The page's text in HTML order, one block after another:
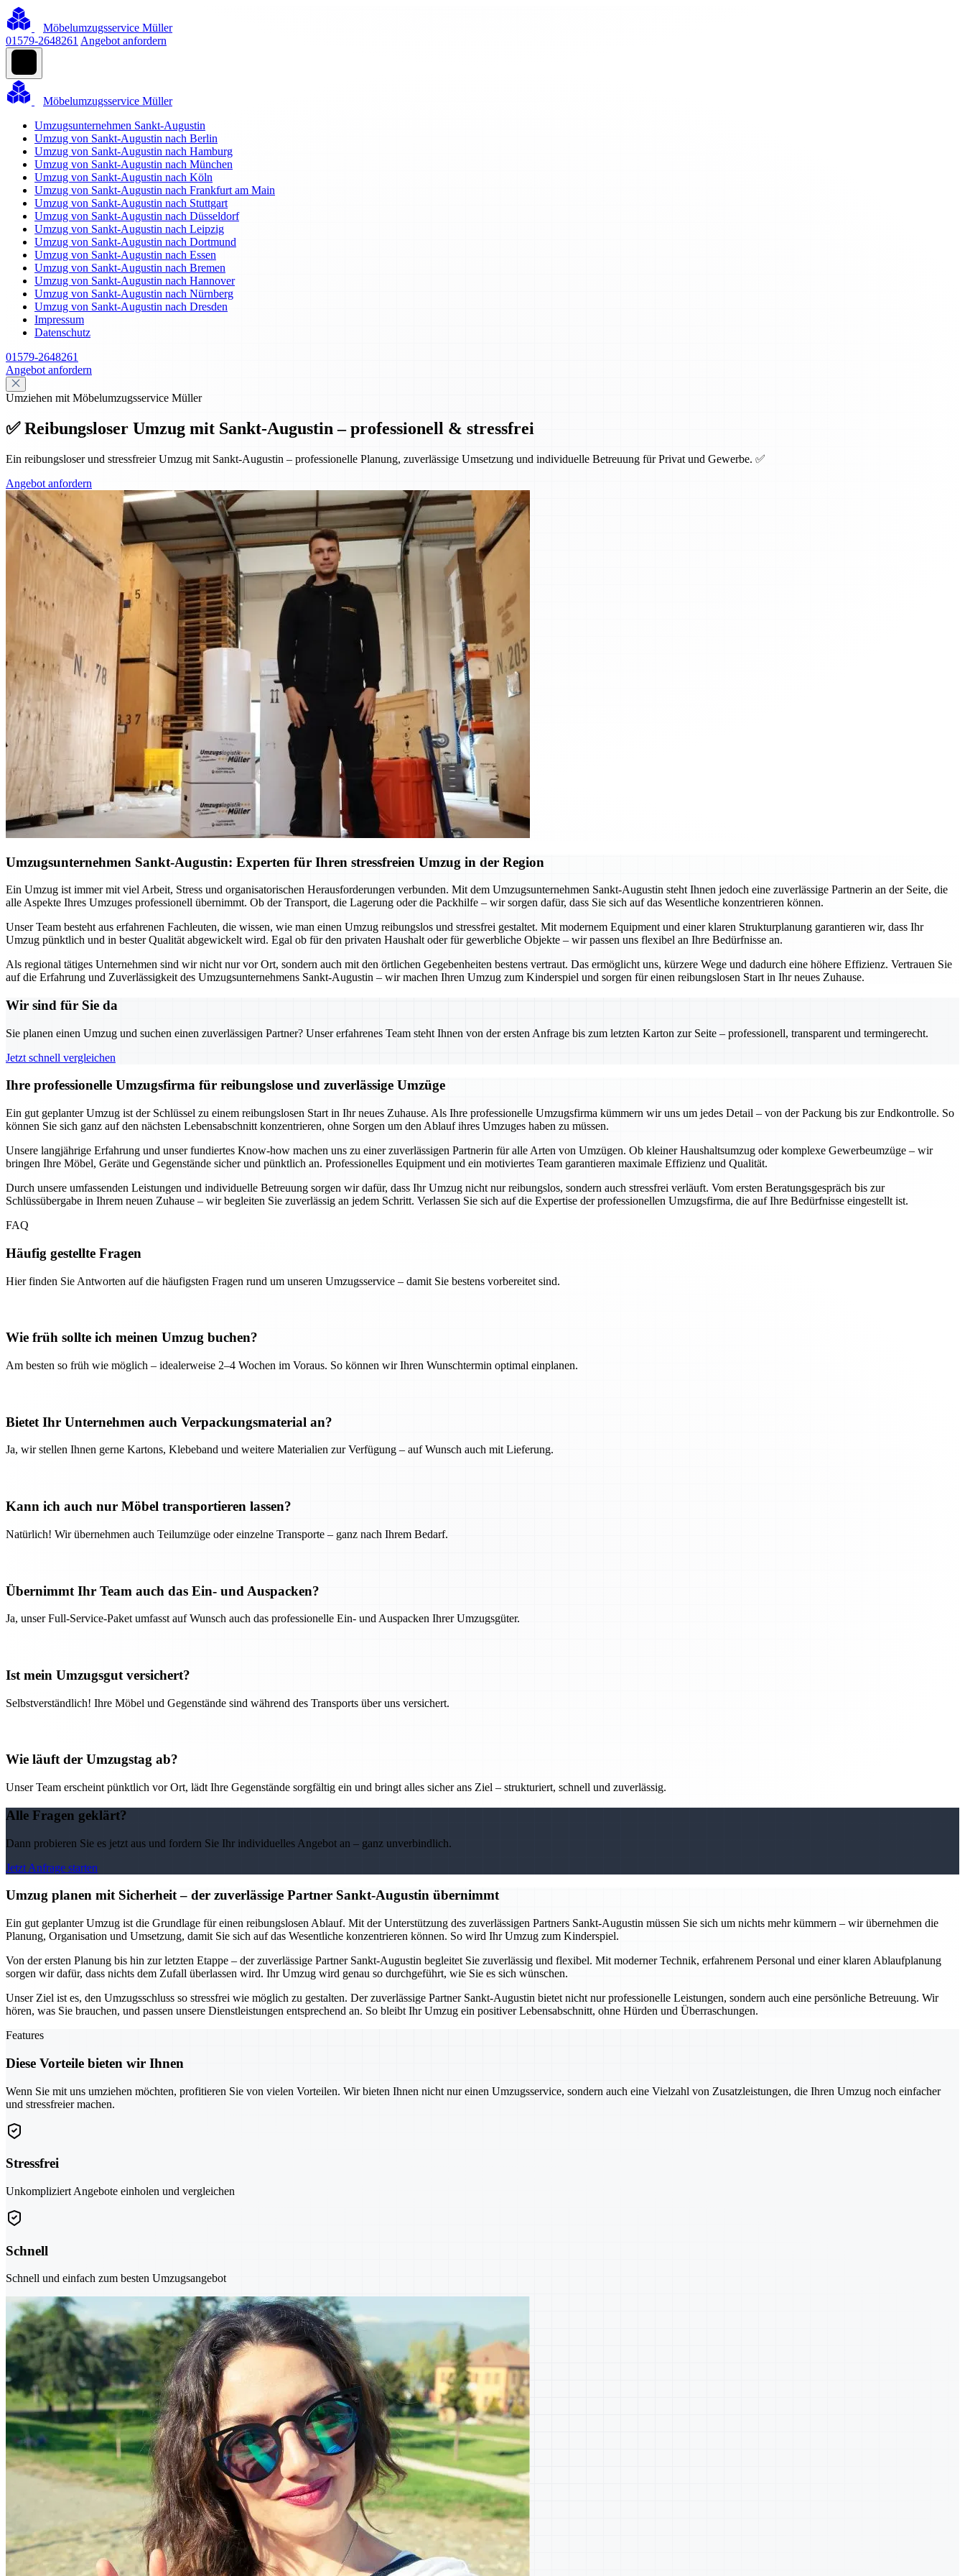
Möbelumzugsservice Müller
01579-2648261 Angebot anfordern
Möbelumzugsservice Müller
Umzugsunternehmen Sankt-Augustin
Umzug von Sankt-Augustin nach Berlin
Umzug von Sankt-Augustin nach Hamburg
Umzug von Sankt-Augustin nach München
Umzug von Sankt-Augustin nach Köln
Umzug von Sankt-Augustin nach Frankfurt am Main
Umzug von Sankt-Augustin nach Stuttgart
Umzug von Sankt-Augustin nach Düsseldorf
Umzug von Sankt-Augustin nach Leipzig
Umzug von Sankt-Augustin nach Dortmund
Umzug von Sankt-Augustin nach Essen
Umzug von Sankt-Augustin nach Bremen
Umzug von Sankt-Augustin nach Hannover
Umzug von Sankt-Augustin nach Nürnberg
Umzug von Sankt-Augustin nach Dresden
Impressum
Datenschutz
01579-2648261
Angebot anfordern
Umziehen mit Möbelumzugsservice Müller
✅ Reibungsloser Umzug mit Sankt-Augustin – professionell & stressfrei
Ein reibungsloser und stressfreier Umzug mit Sankt-Augustin – professionelle Planung, zuverlässige Umsetzung und individuelle Betreuung für Privat und Gewerbe. ✅
Angebot anfordern
Umzugsunternehmen Sankt-Augustin: Experten für Ihren stressfreien Umzug in der Region
Ein Umzug ist immer mit viel Arbeit, Stress und organisatorischen Herausforderungen verbunden. Mit dem Umzugsunternehmen Sankt-Augustin steht Ihnen jedoch eine zuverlässige Partnerin an der Seite, die
alle Aspekte Ihres Umzuges professionell übernimmt. Ob der Transport, die Lagerung oder die Packhilfe – wir sorgen dafür, dass Sie sich auf das Wesentliche konzentrieren können.
Unser Team besteht aus erfahrenen Fachleuten, die wissen, wie man einen Umzug reibungslos und stressfrei gestaltet. Mit modernem Equipment und einer klaren Strukturplanung garantieren wir, dass Ihr
Umzug pünktlich und in bester Qualität abgewickelt wird. Egal ob für den privaten Haushalt oder für gewerbliche Objekte – wir passen uns flexibel an Ihre Bedürfnisse an.
Als regional tätiges Unternehmen sind wir nicht nur vor Ort, sondern auch mit den örtlichen Gegebenheiten bestens vertraut. Das ermöglicht uns, kürzere Wege und dadurch eine höhere Effizienz. Vertrauen Sie
auf die Erfahrung und Zuverlässigkeit des Umzugsunternehmens Sankt-Augustin – wir machen Ihren Umzug zum Kinderspiel und sorgen für einen reibungslosen Start in Ihr neues Zuhause.
Wir sind für Sie da
Sie planen einen Umzug und suchen einen zuverlässigen Partner? Unser erfahrenes Team steht Ihnen von der ersten Anfrage bis zum letzten Karton zur Seite – professionell, transparent und termingerecht.
Jetzt schnell vergleichen
Ihre professionelle Umzugsfirma für reibungslose und zuverlässige Umzüge
Ein gut geplanter Umzug ist der Schlüssel zu einem reibungslosen Start in Ihr neues Zuhause. Als Ihre professionelle Umzugsfirma kümmern wir uns um jedes Detail – von der Packung bis zur Endkontrolle. So
können Sie sich ganz auf den nächsten Lebensabschnitt konzentrieren, ohne Sorgen um den Ablauf ihres Umzuges haben zu müssen.
Unsere langjährige Erfahrung und unser fundiertes Know-how machen uns zu einer zuverlässigen Partnerin für alle Arten von Umzügen. Ob kleiner Haushaltsumzug oder komplexe Gewerbeumzüge – wir
bringen Ihre Möbel, Geräte und Gegenstände sicher und pünktlich an. Professionelles Equipment und ein motiviertes Team garantieren maximale Effizienz und Qualität.
Durch unsere umfassenden Leistungen und individuelle Betreuung sorgen wir dafür, dass Ihr Umzug nicht nur reibungslos, sondern auch stressfrei verläuft. Vom ersten Beratungsgespräch bis zur
Schlüssübergabe in Ihrem neuen Zuhause – wir begleiten Sie zuverlässig an jedem Schritt. Verlassen Sie sich auf die Expertise der professionellen Umzugsfirma, die auf Ihre Bedürfnisse eingestellt ist.
FAQ
Häufig gestellte Fragen
Hier finden Sie Antworten auf die häufigsten Fragen rund um unseren Umzugsservice – damit Sie bestens vorbereitet sind.
Wie früh sollte ich meinen Umzug buchen?
Am besten so früh wie möglich – idealerweise 2–4 Wochen im Voraus. So können wir Ihren Wunschtermin optimal einplanen.
Bietet Ihr Unternehmen auch Verpackungsmaterial an?
Ja, wir stellen Ihnen gerne Kartons, Klebeband und weitere Materialien zur Verfügung – auf Wunsch auch mit Lieferung.
Kann ich auch nur Möbel transportieren lassen?
Natürlich! Wir übernehmen auch Teilumzüge oder einzelne Transporte – ganz nach Ihrem Bedarf.
Übernimmt Ihr Team auch das Ein- und Auspacken?
Ja, unser Full-Service-Paket umfasst auf Wunsch auch das professionelle Ein- und Auspacken Ihrer Umzugsgüter.
Ist mein Umzugsgut versichert?
Selbstverständlich! Ihre Möbel und Gegenstände sind während des Transports über uns versichert.
Wie läuft der Umzugstag ab?
Unser Team erscheint pünktlich vor Ort, lädt Ihre Gegenstände sorgfältig ein und bringt alles sicher ans Ziel – strukturiert, schnell und zuverlässig.
Alle Fragen geklärt?
Dann probieren Sie es jetzt aus und fordern Sie Ihr individuelles Angebot an – ganz unverbindlich.
Jetzt Anfrage starten
Umzug planen mit Sicherheit – der zuverlässige Partner Sankt-Augustin übernimmt
Ein gut geplanter Umzug ist die Grundlage für einen reibungslosen Ablauf. Mit der Unterstützung des zuverlässigen Partners Sankt-Augustin müssen Sie sich um nichts mehr kümmern – wir übernehmen die
Planung, Organisation und Umsetzung, damit Sie sich auf das Wesentliche konzentrieren können. So wird Ihr Umzug zum Kinderspiel.
Von der ersten Planung bis hin zur letzten Etappe – der zuverlässige Partner Sankt-Augustin begleitet Sie zuverlässig und flexibel. Mit moderner Technik, erfahrenem Personal und einer klaren Ablaufplanung
sorgen wir dafür, dass nichts dem Zufall überlassen wird. Ihr Umzug wird genau so durchgeführt, wie Sie es sich wünschen.
Unser Ziel ist es, den Umzugsschluss so stressfrei wie möglich zu gestalten. Der zuverlässige Partner Sankt-Augustin bietet nicht nur professionelle Leistungen, sondern auch eine persönliche Betreuung. Wir
hören, was Sie brauchen, und passen unsere Dienstleistungen entsprechend an. So bleibt Ihr Umzug ein positiver Lebensabschnitt, ohne Hürden und Überraschungen.
Features
Diese Vorteile bieten wir Ihnen
Wenn Sie mit uns umziehen möchten, profitieren Sie von vielen Vorteilen. Wir bieten Ihnen nicht nur einen Umzugsservice, sondern auch eine Vielzahl von Zusatzleistungen, die Ihren Umzug noch einfacher
und stressfreier machen.
Stressfrei
Unkompliziert Angebote einholen und vergleichen
Schnell
Schnell und einfach zum besten Umzugsangebot